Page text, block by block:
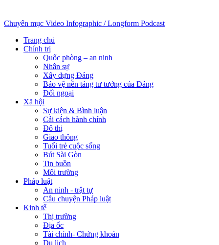
Chuyên mục Video Infographic / Longform Podcast
Trang chủ
Chính trị
Quốc phòng – an ninh
Nhân sự
Xây dựng Đảng
Bảo vệ nền tảng tư tưởng của Đảng
Đối ngoại
Xã hội
Sự kiện & Bình luận
Cải cách hành chính
Đô thị
Giao thông
Tuổi trẻ cuộc sống
Bút Sài Gòn
Tin buồn
Môi trường
Pháp luật
An ninh - trật tự
Câu chuyện Pháp luật
Kinh tế
Thị trường
Địa ốc
Tài chính- Chứng khoán
Du lịch